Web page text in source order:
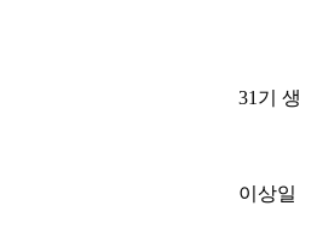
31기 생
이상일